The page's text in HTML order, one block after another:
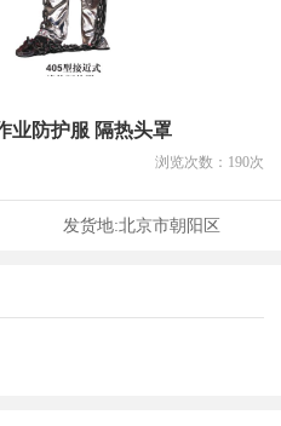
业防护服 隔热头罩
浏览次数： 190次
发货地:北京市朝阳区